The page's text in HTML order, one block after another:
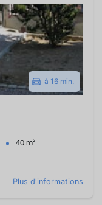
à 16 min.
40 m²
Plus d'informations